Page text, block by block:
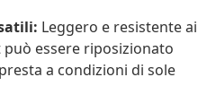
Leggero e resistente ai
può essere riposizionato
a condizioni di sole